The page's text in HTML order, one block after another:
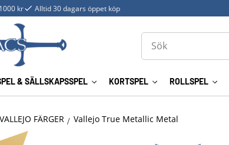
kr Alltid 30 dagars öppet köp
& SÄLLSKAPSSPEL KORTSPEL ROLLSPEL
VALLEJO FÄRGER Vallejo True Metallic Metal